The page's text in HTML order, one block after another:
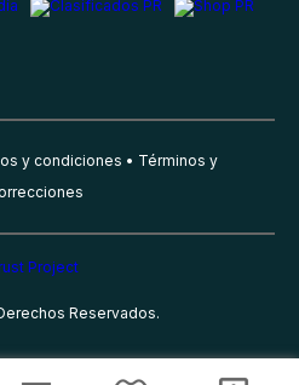
y condiciones
Términos y
Reservados.